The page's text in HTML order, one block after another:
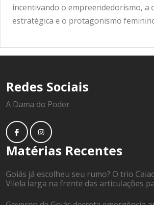
incentivando o empreendedorismo, a
estratégica e o protagonismo
Redes Sociais
A Dama do Poder
Matérias Recentes
Goiás já escolheu seu rumo? O trio
Vilela larga na frente das articulações